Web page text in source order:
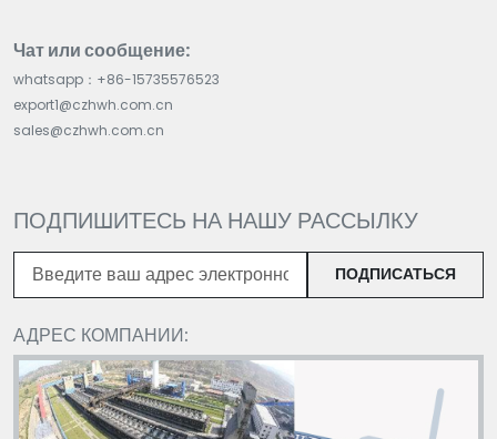
Чат или сообщение:
whatsapp：+86-15735576523
export1@czhwh.com.cn
sales@czhwh.com.cn
ПОДПИШИТЕСЬ НА НАШУ РАССЫЛКУ
ПОДПИСАТЬСЯ
АДРЕС КОМПАНИИ: